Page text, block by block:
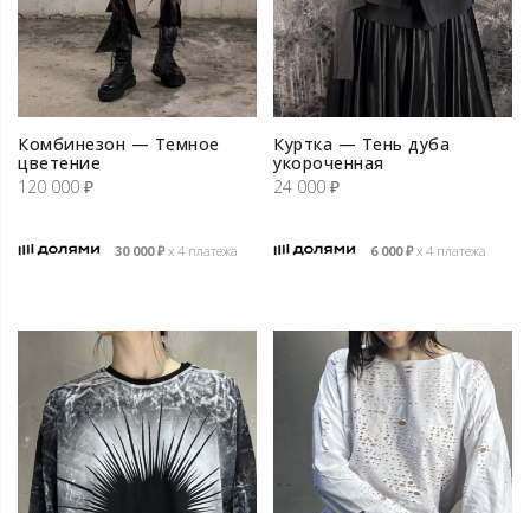
Комбинезон — Темное
цветение
120 000 ₽
30 000₽х 4 платежа
Куртка — Тень дуба
укороченная
24 000 ₽
6 000₽х 4 платежа